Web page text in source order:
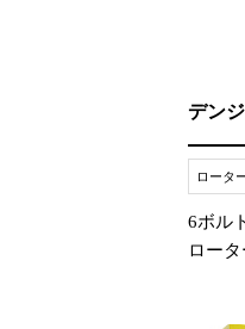
デン
ロータ
6ボル
ロータ